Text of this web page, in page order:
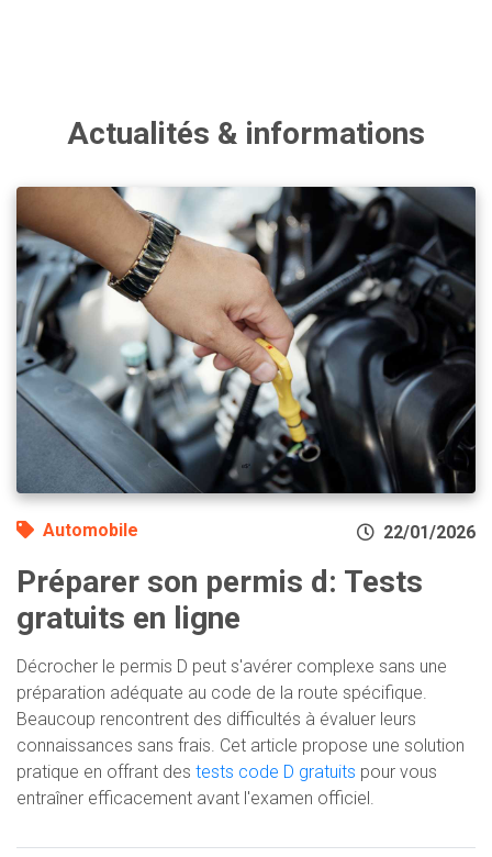
Actualités & informations
Automobile 22/01/2026
Préparer son permis d: Tests
gratuits en ligne
Décrocher le permis D peut s'avérer complexe sans une
préparation adéquate au code de la route spécifique.
Beaucoup rencontrent des difficultés à évaluer leurs
connaissances sans frais. Cet article propose une solution
pratique en offrant des tests code D gratuits pour vous
entraîner efficacement avant l'examen officiel.